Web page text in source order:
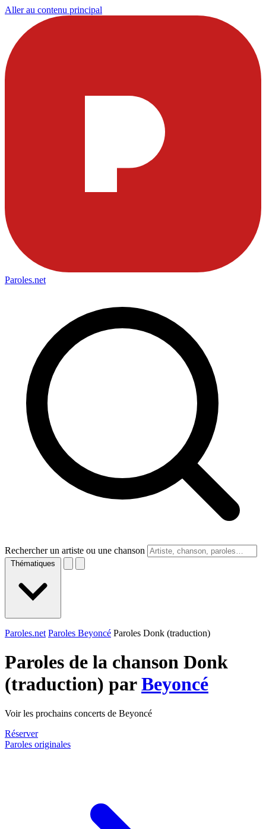
Aller au contenu principal
Paroles.net
Rechercher un artiste ou une chanson
Thématiques
Paroles.net Paroles Beyoncé Paroles Donk (traduction)
Paroles de la chanson Donk
(traduction) parBeyoncé
Voir les prochains concerts de Beyoncé
Réserver
Paroles originales